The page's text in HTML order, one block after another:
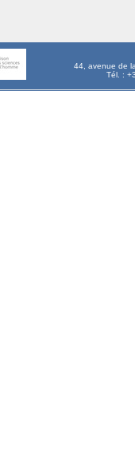
44, avenue de
Tél. :